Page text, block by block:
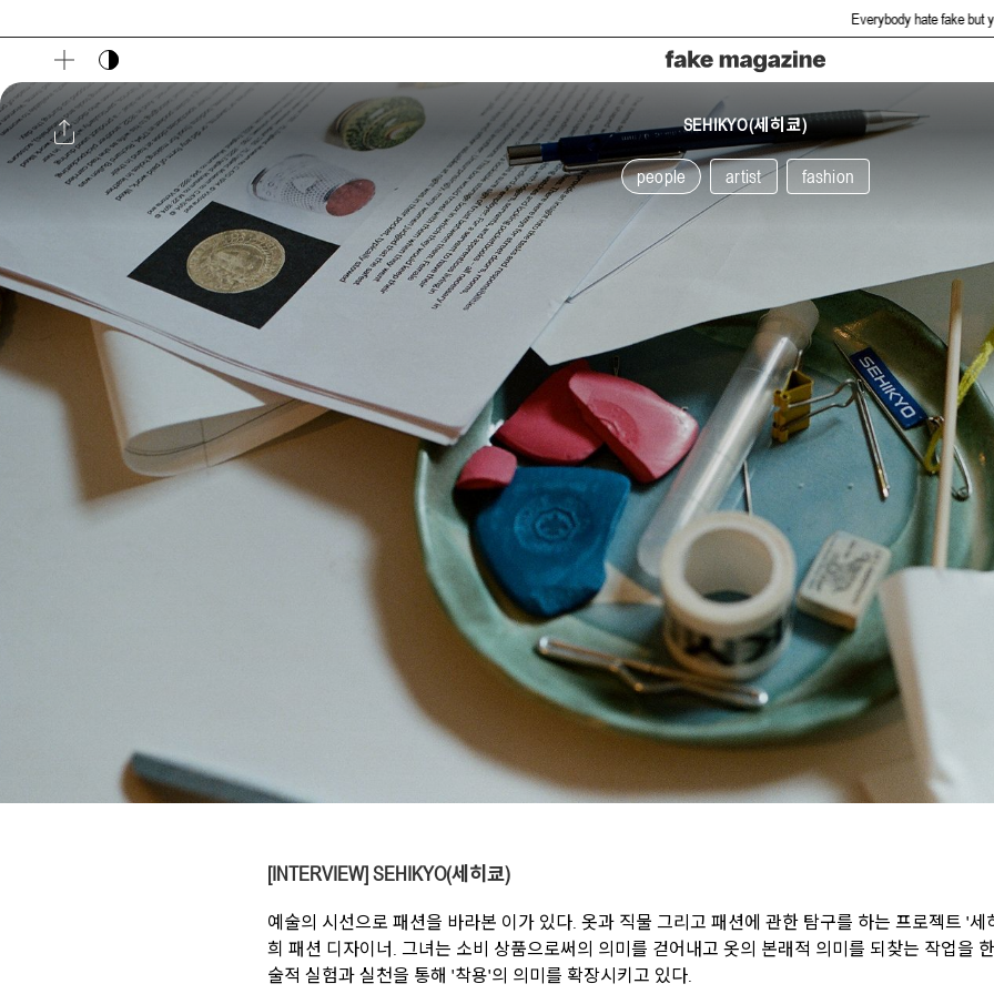
Everybody hate fake but you gonna love us.
다크 모드 토글
SEHIKYO(세히쿄)
people artist fashion
[INTERVIEW] SEHIKYO(세히쿄)
예술의 시선으로 패션을 바라본 이가 있다. 옷과 직물 그리고 패션에 관한 탐구를 하는 프로젝트 '세
희 패션 디자이너. 그녀는 소비 상품으로써의 의미를 걷어내고 옷의 본래적 의미를 되찾는 작업을
술적 실험과 실천을 통해 '착용'의 의미를 확장시키고 있다.